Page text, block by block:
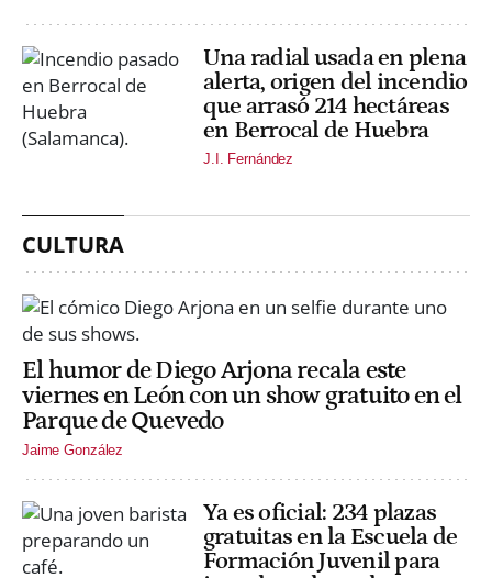
Una radial usada en plena
alerta, origen del incendio
que arrasó 214 hectáreas
en Berrocal de Huebra
J.I. Fernández
CULTURA
El humor de Diego Arjona recala este
viernes en León con un show gratuito en el
Parque de Quevedo
Jaime González
Ya es oficial: 234 plazas
gratuitas en la Escuela de
Formación Juvenil para